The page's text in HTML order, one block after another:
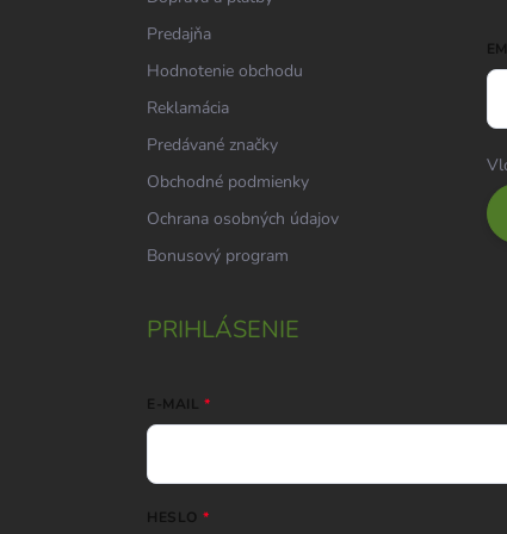
Predajňa
Hodnotenie obchodu
Reklamácia
Predávané značky
Obchodné podmienky
Ochrana osobných údajov
Bonusový program
PRIHLÁSENIE
E-MAIL
HESLO